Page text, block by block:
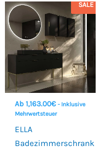
SALE
Ab 1,163.00€ - Inklusive
Mehrwertsteuer
ELLA
Badezimmerschrank